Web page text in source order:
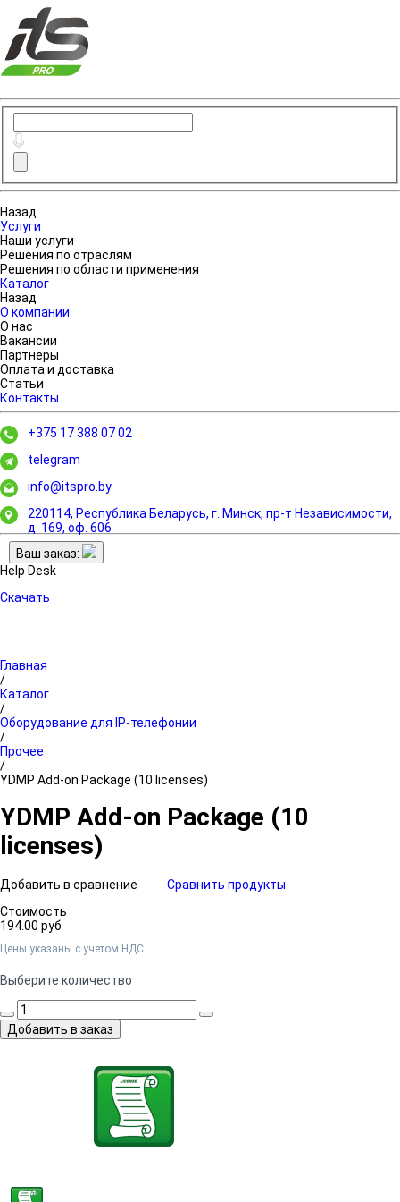
Назад
Услуги
Наши услуги
Решения по отраслям
Решения по области применения
Каталог
Назад
О компании
О нас
Вакансии
Партнеры
Оплата и доставка
Статьи
Контакты
+375 17 388 07 02
telegram
info@itspro.by
220114, Республика Беларусь, г. Минск, пр-т Независимости,
д. 169, оф. 606
Ваш заказ:
Help Desk
Скачать
Главная
/
Каталог
/
Оборудование для IP-телефонии
/
Прочее
/
YDMP Add-on Package (10 licenses)
YDMP Add-on Package (10
licenses)
Добавить в сравнение
Сравнить продукты
Стоимость
194.00 руб
Цены указаны c учетом НДС
Выберите количество
Добавить в заказ